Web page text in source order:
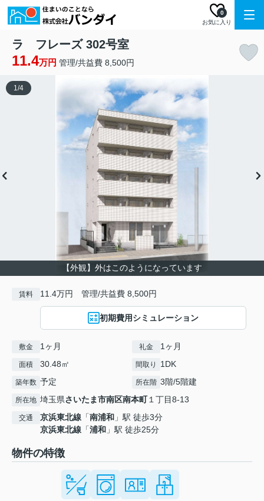
お気に入り
0
ラ フレーズ 302号室
11.4万円 管理/共益費 8,500円
【外観】外はこのようになっています
1/4
賃料 11.4万円 管理/共益費 8,500円
初期費用シミュレーション
敷金 1ヶ月 礼金 1ヶ月
面積 30.48㎡ 間取り 1DK
築年数 予定 所在階 3階/5階建
所在地 埼玉県さいたま市南区南本町１丁目8-13
交通 京浜東北線 「南浦和 」駅 徒歩3分
京浜東北線 「浦和 」駅 徒歩25分
物件の特徴